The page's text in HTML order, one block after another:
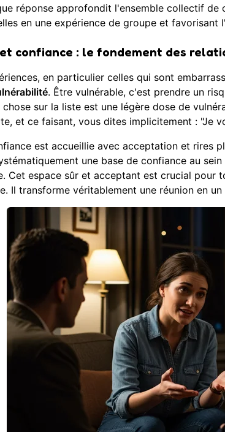
réponse approfondit l'ensemble collectif de
en une expérience de groupe et favorisant
confiance : le fondement des
en particulier celles qui sont
. Être vulnérable, c'est prendre un
sur la liste est une légère dose de
et ce faisant, vous dites implicitement : "Je
est accueillie avec acceptation et rires
une base de confiance au
Cet espace sûr et acceptant est crucial pour
Il transforme véritablement une réunion en